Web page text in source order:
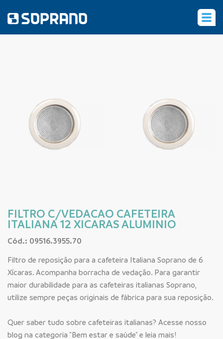
FILTRO C/VEDACAO CAFETEIRA
ITALIANA 12 XICARAS ALUMINIO
Cód.: 09516.3955.70
Filtro de reposição para a cafeteira Italiana Soprano de 6
Xícaras. Acompanha borracha de vedação. Para garantir
maior durabilidade para as cafeteiras italianas Soprano,
utilize sempre peças originais de fábrica para sua reposição.
Quer saber tudo sobre cafeteiras italianas? Acesse nosso
blog na categoria "Bem estar e saúde" e leia mais!